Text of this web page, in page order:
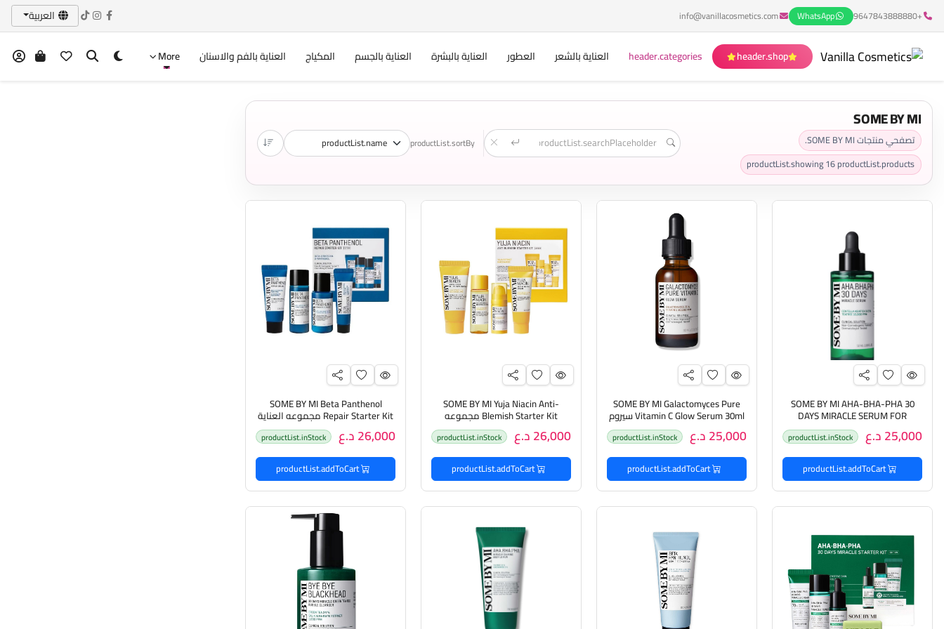
+9647843888880
WhatsApp
info@vanillacosmetics.com العربية
header.shop
header.categories العناية بالشعر العطور العناية بالبشرة العناية بالجسم المكياج العناية بالفم والاسنان More
SOME BY MI
تصفحي منتجات SOME BY MI.
productList.showing16productList.products
productList.sortBy
SOME BY MI AHA-BHA-PHA 30
DAYS MIRACLE SERUM FOR
SENSITIVE AND ACNE-PRONE SKIN
50ml سوم باي مي سيروم للبشرة25,000 د.ع productList.inStock
productList.addToCart
SOME BY MI Galactomyces Pure
Vitamin C Glow Serum 30ml سيروم
للبشرة بفيتامين سي من سوم باي
مي 25,000 د.ع productList.inStock
productList.addToCart
SOME BY MI Yuja Niacin Anti-
Blemish Starter Kit مجموعه
العناية بالبشرة من سوم باي مي
26,000 د.ع productList.inStock
productList.addToCart
SOME BY MI Beta Panthenol
Repair Starter Kit مجموعه العناية
بالبشرة من سوم باي مي26,000 د.ع productList.inStock
productList.addToCart